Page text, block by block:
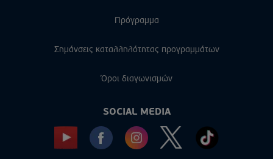
Πρόγραμμα
Σημάνσεις καταλληλότητας προγραμμάτων
Όροι διαγωνισμών
SOCIAL MEDIA